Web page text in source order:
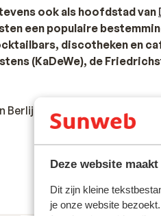
Deze website
Dit zijn kleine
je onze website
ook als hoofdstad van
een populaire
discotheken en
(KaDeWe), de
Berlijn zijn bijvoorbeeld; het
Paleis en het Olympisch
het een uitgestrekte stad
vind je het plaatsje
Alle